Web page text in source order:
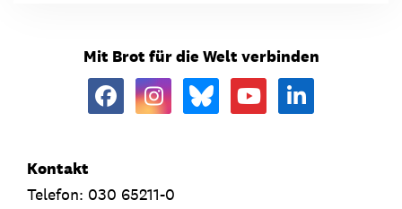
Mit Brot für die Welt verbinden
Kontakt
Telefon: 030 65211-0